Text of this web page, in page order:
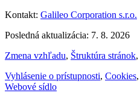
Kontakt: Galileo Corporation s.r.o.
Posledná aktualizácia: 7. 8. 2026
Zmena vzhľadu, Štruktúra stránok,
Vyhlásenie o prístupnosti, Cookies,
Webové sídlo